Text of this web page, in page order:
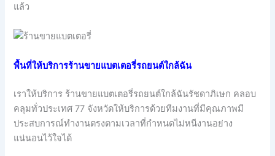
แล้ว
พื้นที่ให้บริการร้านขายแบตเตอรี่รถยนต์ใกล้ฉัน
เราให้บริการ ร้านขายแบตเตอรี่รถยนต์ใกล้ฉันรัชดาภิเษก คลอบ
คลุมทั่วประเทศ 77 จังหวัดให้บริการด้วยทีมงานที่มีคุณภาพมี
ประสบการณ์ทำงานตรงตามเวลาที่กำหนดไม่หนีงานอย่าง
แน่นอนไว้ใจได้